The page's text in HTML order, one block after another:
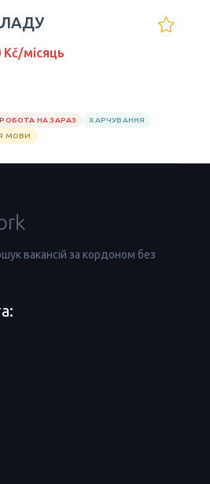
Kč/місяць
РОБОТА НА ЗАРАЗ
ХАРЧУВАННЯ
МОВИ
вакансій за кордоном без